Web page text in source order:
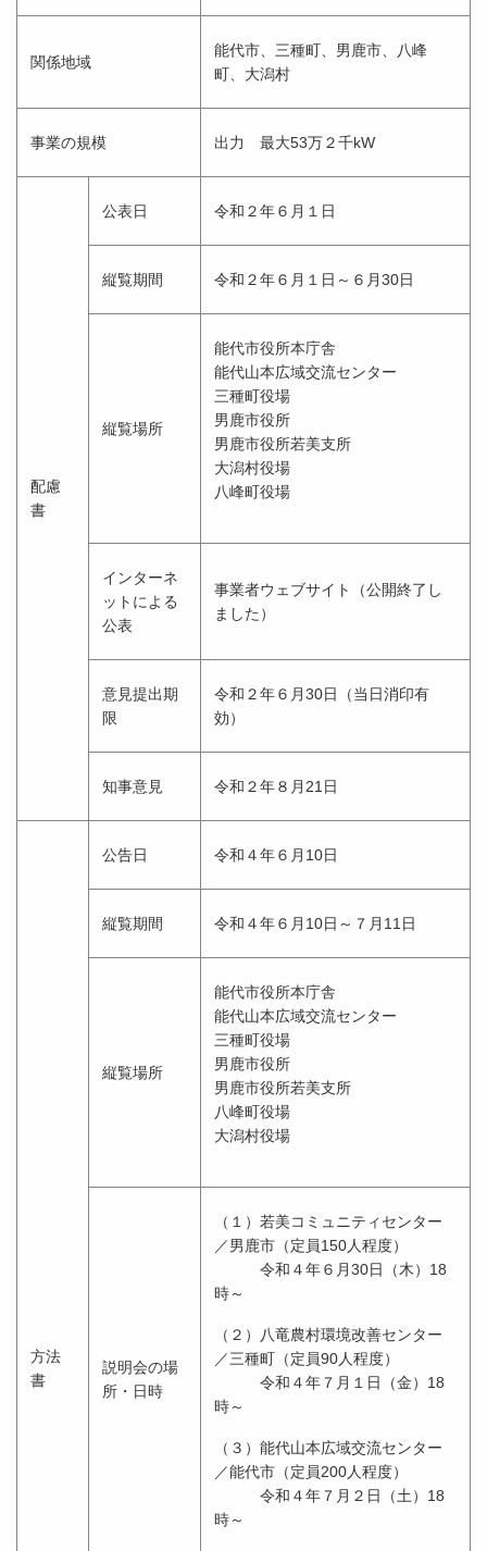
関係地域
能代市、三種町、男鹿市、八峰
町、大潟村
事業の規模 出力 最大53万２千kW
配慮
書
公表日 令和２年６月１日
縦覧期間 令和２年６月１日～６月30日
縦覧場所
能代市役所本庁舎
能代山本広域交流センター
三種町役場
男鹿市役所
男鹿市役所若美支所
大潟村役場
八峰町役場
インターネ
ットによる
公表
事業者ウェブサイト（公開終了し
ました）
意見提出期
限
令和２年６月30日（当日消印有
効）
知事意見 令和２年８月21日
方法
書
公告日 令和４年６月10日
縦覧期間 令和４年６月10日～７月11日
縦覧場所
能代市役所本庁舎
能代山本広域交流センター
三種町役場
男鹿市役所
男鹿市役所若美支所
八峰町役場
大潟村役場
説明会の場
所・日時
（１）若美コミュニティセンター
／男鹿市（定員150人程度）
令和４年６月30日（木）18
時～
（２）八竜農村環境改善センター
／三種町（定員90人程度）
令和４年７月１日（金）18
時～
（３）能代山本広域交流センター
／能代市（定員200人程度）
令和４年７月２日（土）18
時～